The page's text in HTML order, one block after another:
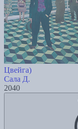
Цвейга)
Сала Д.
2040